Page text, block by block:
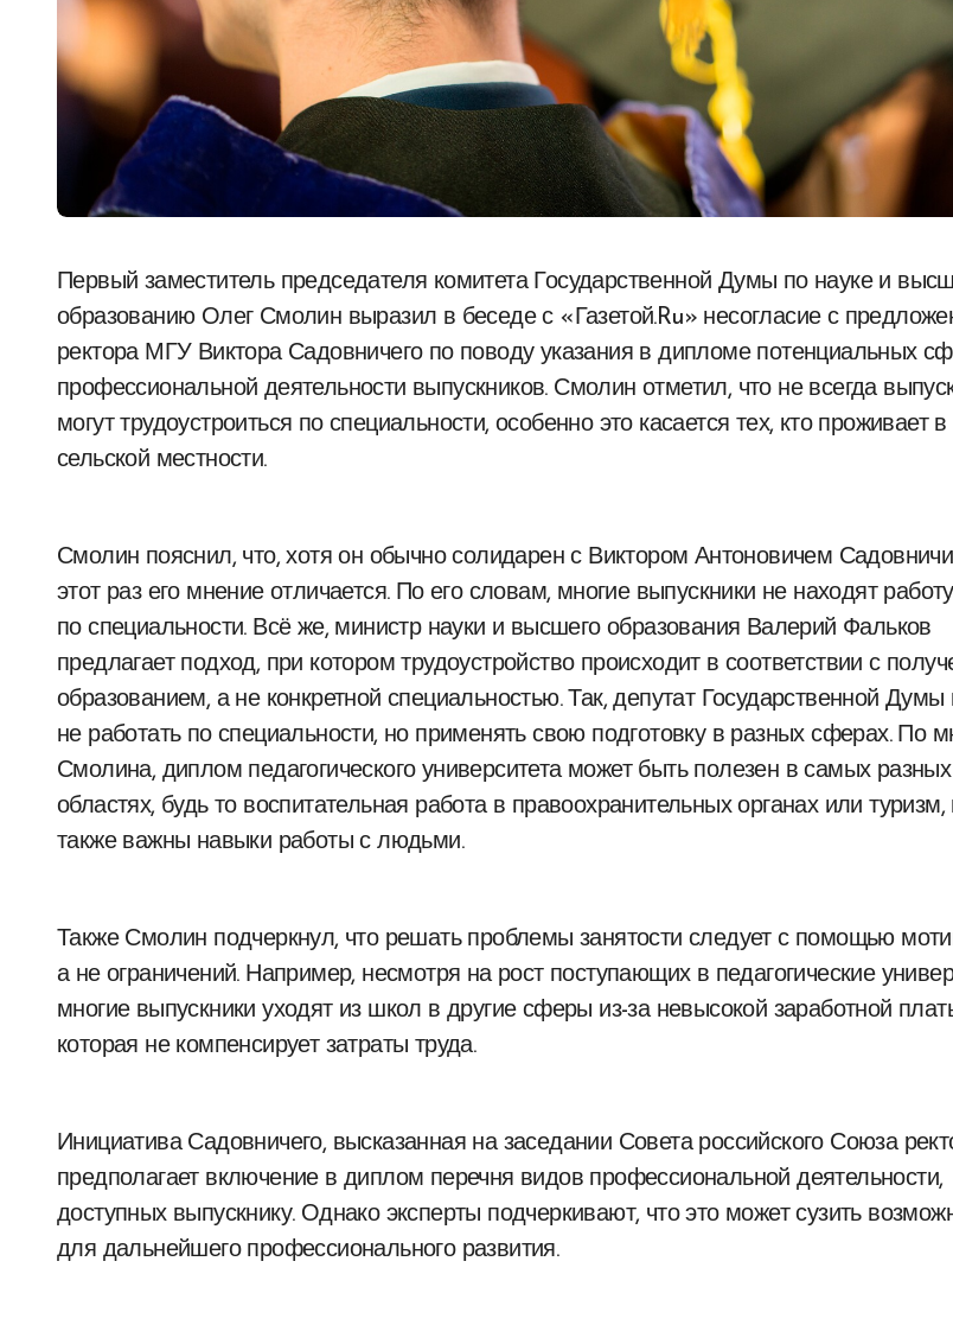
Первый заместитель председателя комитета Государственной Думы по науке и высшему
образованию Олег Смолин выразил в беседе с «Газетой.Ru» несогласие с
ректора МГУ Виктора Садовничего по поводу указания в дипломе потенциальных
профессиональной деятельности выпускников. Смолин отметил, что не всегда
могут трудоустроиться по специальности, особенно это касается тех, кто проживает в
сельской местности.
Смолин пояснил, что, хотя он обычно солидарен с Виктором Антоновичем
этот раз его мнение отличается. По его словам, многие выпускники не находят
по специальности. Всё же, министр науки и высшего образования Валерий Фальков
предлагает подход, при котором трудоустройство происходит в соответствии с
образованием, а не конкретной специальностью. Так, депутат Государственной
не работать по специальности, но применять свою подготовку в разных сферах. По
Смолина, диплом педагогического университета может быть полезен в самых разных
областях, будь то воспитательная работа в правоохранительных органах или туризм,
также важны навыки работы с людьми.
Также Смолин подчеркнул, что решать проблемы занятости следует с помощью
а не ограничений. Например, несмотря на рост поступающих в педагогические
многие выпускники уходят из школ в другие сферы из-за невысокой заработной
которая не компенсирует затраты труда.
Инициатива Садовничего, высказанная на заседании Совета российского Союза
предполагает включение в диплом перечня видов профессиональной деятельности,
доступных выпускнику. Однако эксперты подчеркивают, что это может сузить
для дальнейшего профессионального развития.